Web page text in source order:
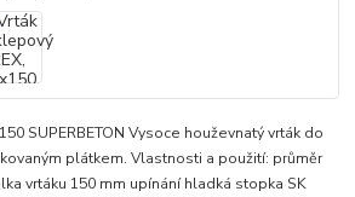
SUPERBETON Vysoce houževnatý vrták do
plátkem. Vlastnosti a použití: průměr
vrtáku 150 mm upínání hladká stopka SK